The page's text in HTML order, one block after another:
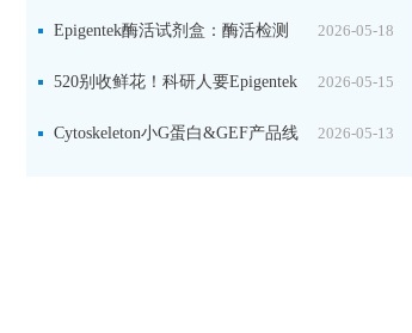
Jackson 二抗精选限时一口价，手慢无！2026-05-18
Epigentek酶活试剂盒：酶活检测
+抑制剂筛选双赋能，下单即赠京东卡2026-05-15
520别收鲜花！科研人要Epigentek
试剂盒+京东卡！ 2026-05-13
Cytoskeleton小G蛋白&GEF产品线